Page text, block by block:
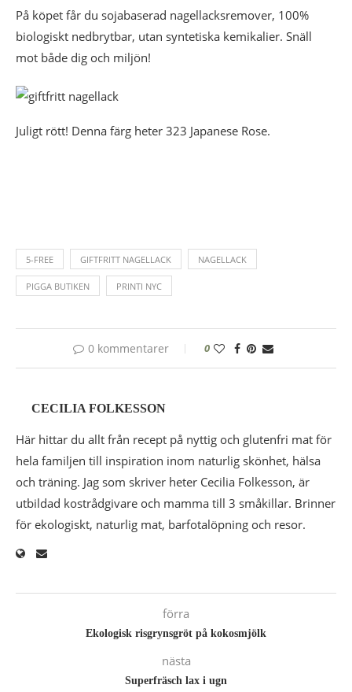
På köpet får du sojabaserad nagellacksremover, 100%
biologiskt nedbrytbar, utan syntetiska kemikalier. Snäll
mot både dig och miljön!
Juligt rött! Denna färg heter 323 Japanese Rose.
5-FREE GIFTFRITT NAGELLACK NAGELLACK
PIGGA BUTIKEN PRINTI NYC
0 kommentarer 0
CECILIA FOLKESSON
Här hittar du allt från recept på nyttig och glutenfri mat för
hela familjen till inspiration inom naturlig skönhet, hälsa
och träning. Jag som skriver heter Cecilia Folkesson, är
utbildad kostrådgivare och mamma till 3 småkillar. Brinner
för ekologiskt, naturlig mat, barfotalöpning och resor.
förra
Ekologisk risgrynsgröt på kokosmjölk
nästa
Superfräsch lax i ugn